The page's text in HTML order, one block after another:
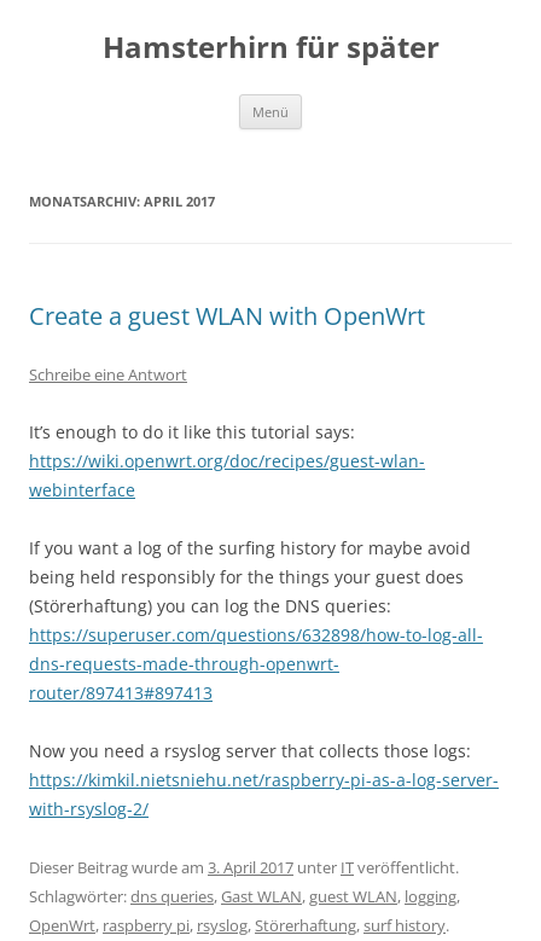
Hamsterhirn für später
Menü
MONATSARCHIV: APRIL 2017
Create a guest WLAN with OpenWrt
Schreibe eine Antwort
It’s enough to do it like this tutorial says:
https://wiki.openwrt.org/doc/recipes/guest-wlan-
webinterface
If you want a log of the surfing history for maybe avoid
being held responsibly for the things your guest does
(Störerhaftung) you can log the DNS queries:
https://superuser.com/questions/632898/how-to-log-all-
dns-requests-made-through-openwrt-
router/897413#897413
Now you need a rsyslog server that collects those logs:
https://kimkil.nietsniehu.net/raspberry-pi-as-a-log-server-
with-rsyslog-2/
Dieser Beitrag wurde am 3. April 2017 unter ITveröffentlicht.
Schlagwörter:dns queries,Gast WLAN,guest WLAN, logging,
OpenWrt, raspberry pi, rsyslog,Störerhaftung,surf history.